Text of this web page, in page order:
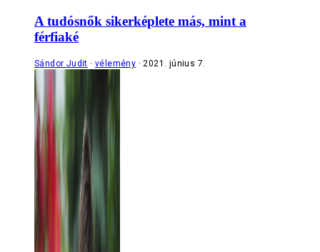
A tudósnők sikerképlete más, mint a
férfiaké
Sándor Judit vélemény 2021. június 7.